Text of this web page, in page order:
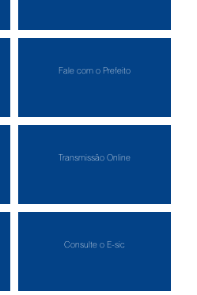
Fale com o Prefeito
Transmissão Online
Consulte o E-sic